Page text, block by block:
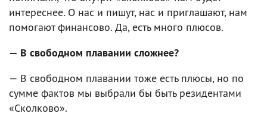
интереснее. О нас и пишут, нас и приглашают, нам
помогают финансово. Да, есть много плюсов.
— В свободном плавании сложнее?
— В свободном плавании тоже есть плюсы, но по
сумме фактов мы выбрали бы быть резидентами
«Сколково».